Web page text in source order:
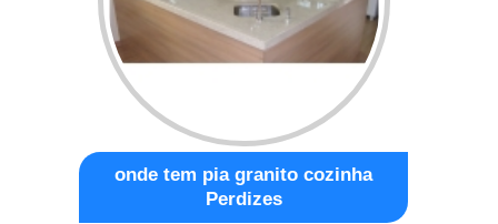
onde tem pia granito cozinha
Perdizes